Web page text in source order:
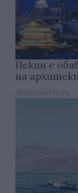
Пекин е
на
06.08.2026 / 17:30